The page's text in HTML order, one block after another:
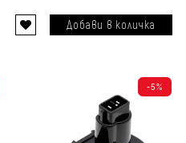
-5%